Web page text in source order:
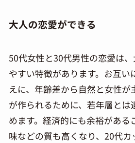
大人の恋愛ができる
50代女性と30代男性の恋愛は
やすい特徴があります。お互い
えに、年齢差から自然と女性
が作られるために、若年層とは
めます。経済的にも余裕がある
味などの質も高くなり、20代カ